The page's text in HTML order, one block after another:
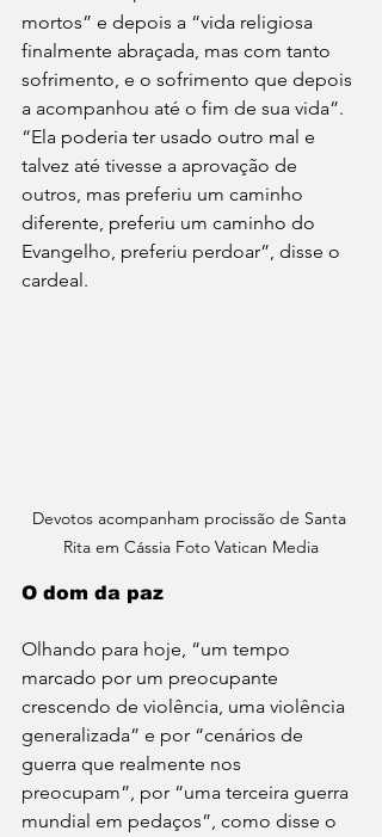
mortos” e depois a “vida religiosa
finalmente abraçada, mas com tanto
sofrimento, e o sofrimento que depois
a acompanhou até o fim de sua vida”.
“Ela poderia ter usado outro mal e
talvez até tivesse a aprovação de
outros, mas preferiu um caminho
diferente, preferiu um caminho do
Evangelho, preferiu perdoar”, disse o
cardeal.
Devotos acompanham procissão de Santa
Rita em Cássia Foto Vatican Media
O dom da paz
Olhando para hoje, “um tempo
marcado por um preocupante
crescendo de violência, uma violência
generalizada” e por “cenários de
guerra que realmente nos
preocupam”, por “uma terceira guerra
mundial em pedaços”, como disse o